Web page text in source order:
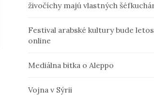
živočíchy majú vlastných
Festival arabské kultury bude letos
online
Mediálna bitka o Aleppo
Vojna v Sýrii